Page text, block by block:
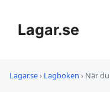
innehållLagar.se
Lagar.se› Lagboken › När